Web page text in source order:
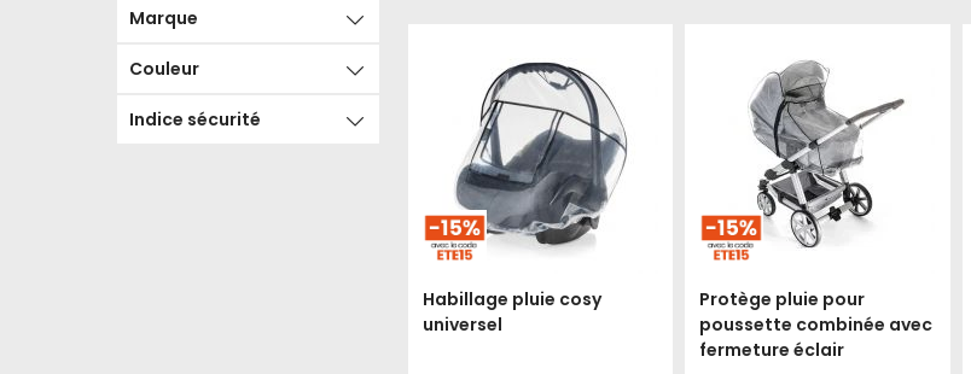
Habillage pluie cosy
universel
Protège pluie pour
poussette combinée avec
fermeture éclair
Marque
Couleur
Indice sécurité